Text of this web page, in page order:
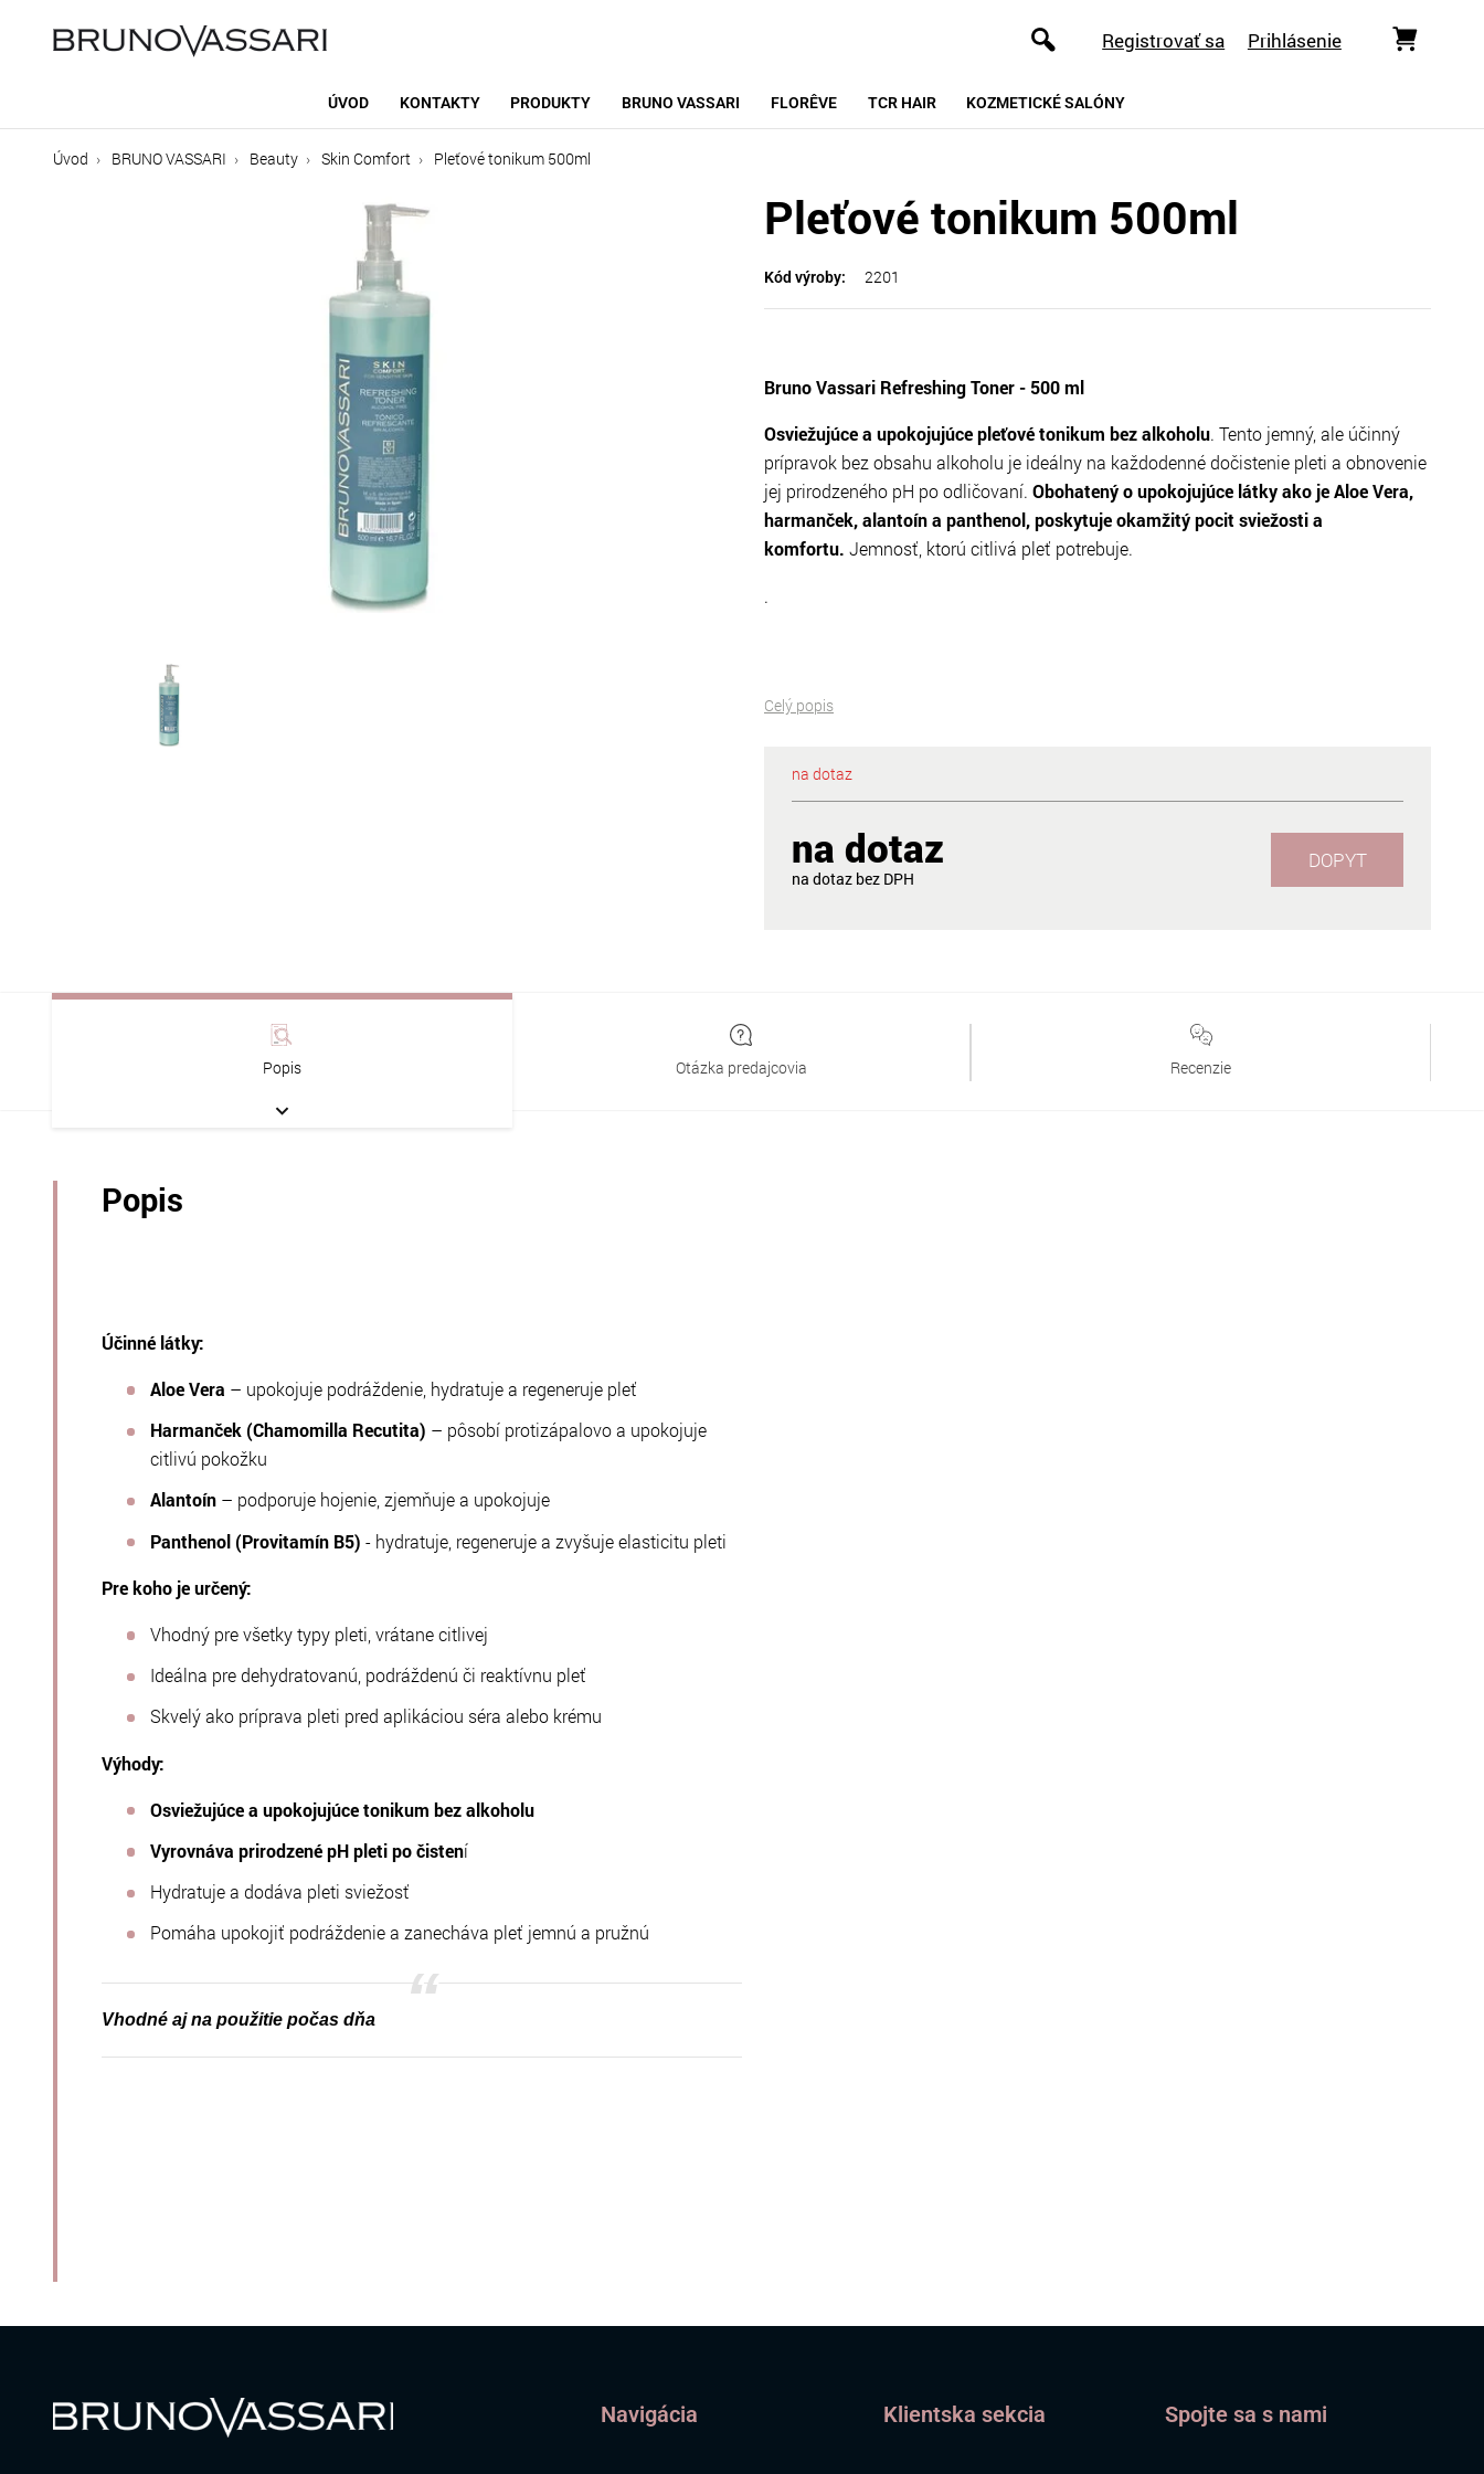
Registrovať sa Prihlásenie
ÚVOD KONTAKTY PRODUKTY BRUNO VASSARI FLORÊVE TCR HAIR KOZMETICKÉ SALÓNY
Úvod BRUNO VASSARI Beauty Skin Comfort Pleťové tonikum 500ml
Pleťové tonikum 500ml
Kód výroby: 2201
Bruno Vassari Refreshing Toner - 500 ml
Osviežujúce a upokojujúce pleťové tonikum bez alkoholu. Tento jemný, ale účinný
prípravok bez obsahu alkoholu je ideálny na každodenné dočistenie pleti a obnovenie
jej prirodzeného pH po odličovaní. Obohatený o upokojujúce látky ako je Aloe Vera,
harmanček, alantoín a panthenol, poskytuje okamžitý pocit sviežosti a
komfortu. Jemnosť, ktorú citlivá pleť potrebuje.
.
Celý popis
na dotaz
na dotaz
na dotaz
DOPYT
Popis Otázka predajcovia Recenzie
Popis
Účinné látky:
Aloe Vera – upokojuje podráždenie, hydratuje a regeneruje pleť
Harmanček (Chamomilla Recutita) – pôsobí protizápalovo a upokojuje
citlivú pokožku
Alantoín – podporuje hojenie, zjemňuje a upokojuje
Panthenol (Provitamín B5) - hydratuje, regeneruje a zvyšuje elasticitu pleti
Pre koho je určený:
Vhodný pre všetky typy pleti, vrátane citlivej
Ideálna pre dehydratovanú, podráždenú či reaktívnu pleť
Skvelý ako príprava pleti pred aplikáciou séra alebo krému
Výhody:
Osviežujúce a upokojujúce tonikum bez alkoholu
Vyrovnáva prirodzené pH pleti po čistení
Hydratuje a dodáva pleti sviežosť
Pomáha upokojiť podráždenie a zanecháva pleť jemnú a pružnú
Vhodné aj na použitie počas dňa
Navigácia Klientska sekcia Spojte sa s nami